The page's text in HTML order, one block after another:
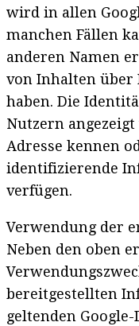
wird in allen
manchen Fällen
anderen Namen
von Inhalten über
haben. Die
Nutzern
Adresse kennen
identifizierende
verfügen.
Verwendung der
Neben den oben
bereitgestellten
geltenden